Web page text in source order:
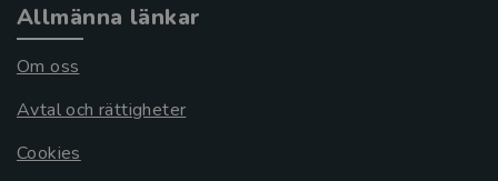
Allmänna länkar
Om oss
Avtal och rättigheter
Cookies